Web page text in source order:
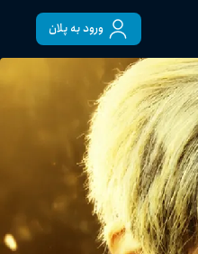
ورود به پلان